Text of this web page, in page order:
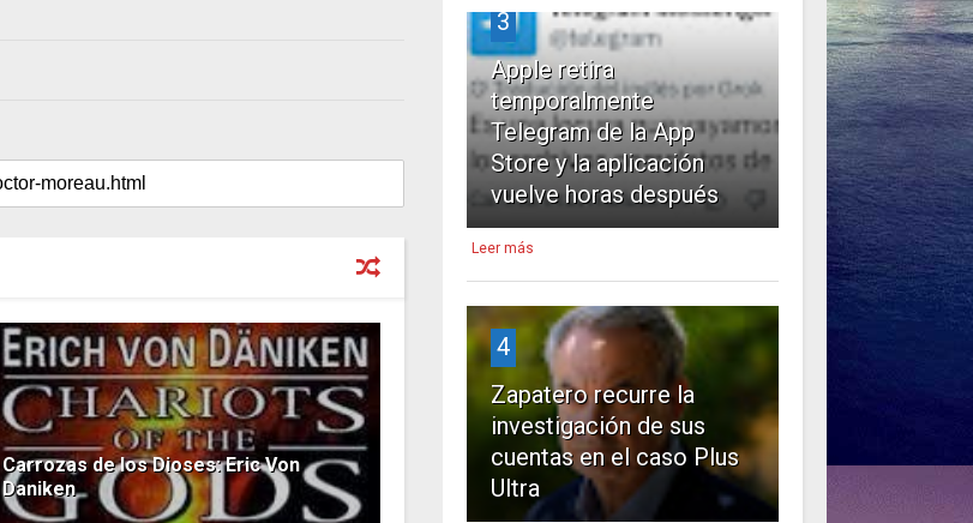
Carrozas de los Dioses: Eric Von
Daniken
3
Apple retira
temporalmente
Telegram de la App
Store y la aplicación
vuelve horas después
Leer más
4
Zapatero recurre la
investigación de sus
cuentas en el caso Plus
Ultra